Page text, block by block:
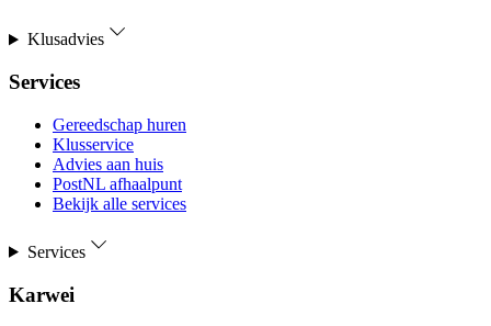
Klusadvies
Services
Gereedschap huren
Klusservice
Advies aan huis
PostNL afhaalpunt
Bekijk alle services
Services
Karwei